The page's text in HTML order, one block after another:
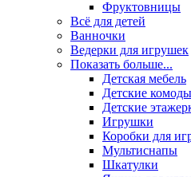
Фруктовницы
Всё для детей
Ванночки
Ведерки для игрушек
Показать больше...
Детская мебель
Детские комоды
Детские
Игрушки
Коробки для
Мультиснапы
Шкатулки